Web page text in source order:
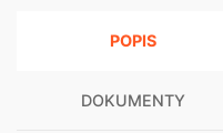
POPIS
DOKUMENTY